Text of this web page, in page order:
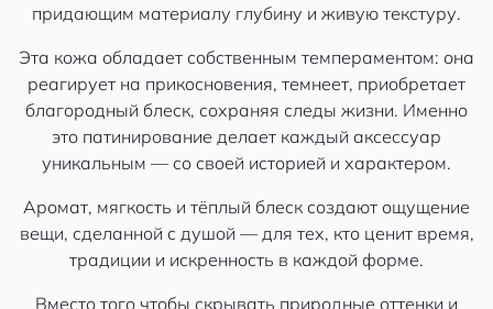
придающим материалу глубину и живую текстуру.
Эта кожа обладает собственным темпераментом: она
реагирует на прикосновения, темнеет, приобретает
благородный блеск, сохраняя следы жизни. Именно
это патинирование делает каждый аксессуар
уникальным — со своей историей и характером.
Аромат, мягкость и тёплый блеск создают ощущение
вещи, сделанной с душой — для тех, кто ценит время,
традиции и искренность в каждой форме.
Вместо того чтобы скрывать природные оттенки и